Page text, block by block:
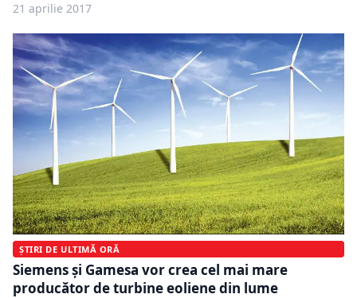
21 aprilie 2017
ȘTIRI DE ULTIMĂ ORĂ
Siemens şi Gamesa vor crea cel mai mare
producător de turbine eoliene din lume